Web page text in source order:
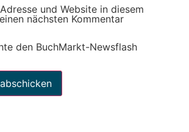
und Website in diesem
nächsten Kommentar
den BuchMarkt-Newsflash